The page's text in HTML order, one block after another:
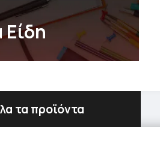
Είδη
τα προϊόντα